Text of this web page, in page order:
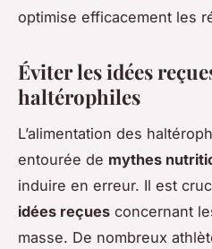
optimise efficacement les
Éviter les idées
haltérophiles
L’alimentation des
entourée de mythes
induire en erreur. Il est
idées reçues concernant
masse. De nombreux